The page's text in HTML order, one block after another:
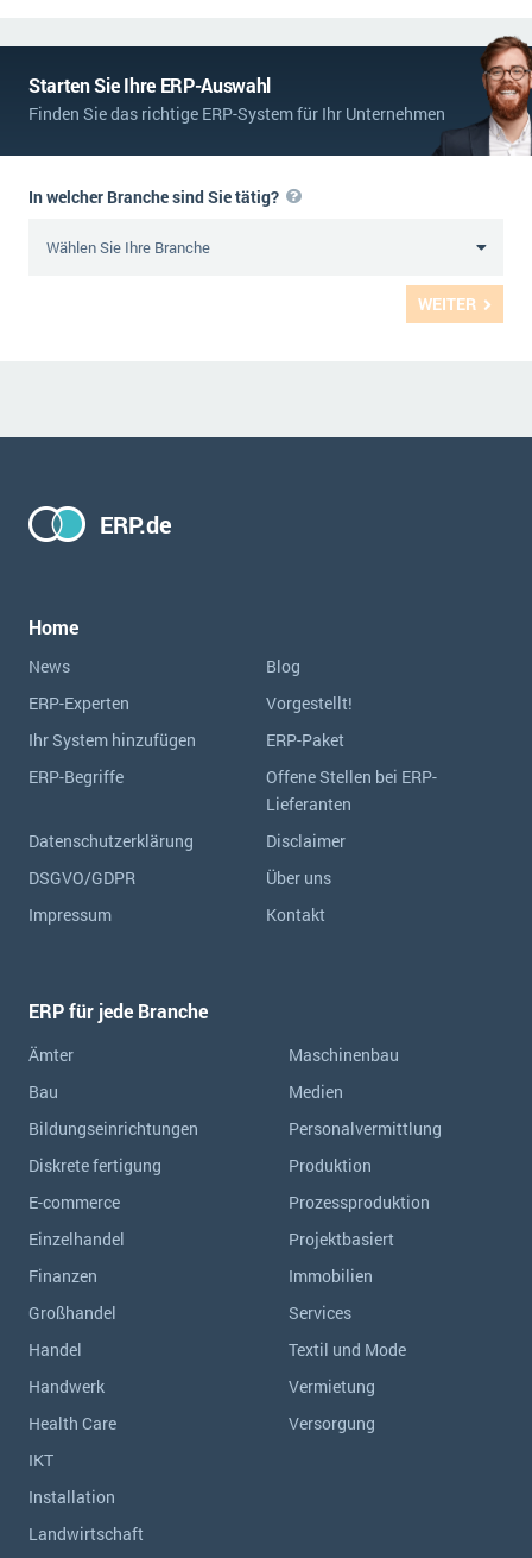
Starten Sie Ihre ERP-Auswahl
Finden Sie das richtige ERP-System für Ihr Unternehmen
WEITER
In welcher Branche sind Sie tätig?
ERP.de
Home
News
Blog
ERP-Experten
Vorgestellt!
Ihr System hinzufügen
ERP-Paket
ERP-Begriffe
Offene Stellen bei ERP-
Lieferanten
Datenschutzerklärung
Disclaimer
DSGVO/GDPR
Über uns
Impressum
Kontakt
ERP für jede Branche
Ämter
Bau
Bildungseinrichtungen
Diskrete fertigung
E-commerce
Einzelhandel
Finanzen
Großhandel
Handel
Handwerk
Health Care
IKT
Installation
Landwirtschaft
Maschinenbau
Medien
Personalvermittlung
Produktion
Prozessproduktion
Projektbasiert
Immobilien
Services
Textil und Mode
Vermietung
Versorgung